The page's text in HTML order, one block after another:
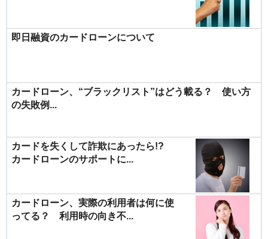
即日融資のカードローンについて
カードローン、“ブラックリスト”はどう載る？ 使い方
の失敗例...
カードを失くして詐欺にあったら!?
カードローンのサポートに...
カードローン、実際の利用者は何に使
ってる？ 利用時の向き不...